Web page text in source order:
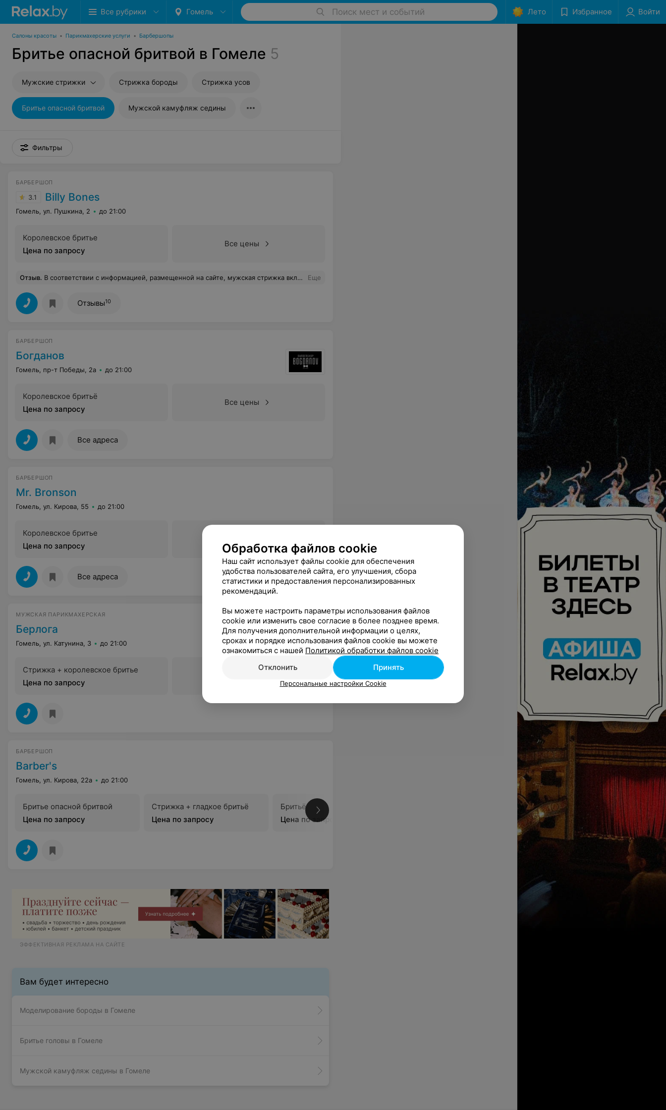
Все рубрики Гомель Поиск мест и событий Лето Избранное Войти
Салоны красоты • Парикмахерские услуги • Барбершопы
Бритье опасной бритвой в Гомеле 5
Мужские стрижки Стрижка бороды Стрижка усов
Бритье опасной бритвой Мужской камуфляж седины
Фильтры
БАРБЕРШОП
3.1 Billy Bones
Гомель, ул. Пушкина, 2 до 21:00
Королевское бритье
Цена по запросу
Все цены
Отзыв. В соответствии с информацией, размещенной на сайте, мужская стрижка включает в себя: Мытье головы дважды - до и после, не вставая с кресла. Подбор стрижки, исходя из типа волос и овала лица, по фото или со слов гостя. Инструменты: машинка, ножницы, триммеры (большой, для ушей и носа), шейвер (большой и малый). Стрижка бровей, удаление волос в ушах и носу. Отменный массаж головы, шеи и плеч! Укладка профессиональной мужской косметикой. 12.06.2021 я решил воспользоваться подарочным сертификатом и пришел по предварительной записи в данное заведение. Мастер Александр поинтересовался моими пожеланиями по стрижке. Я ему об этом сообщил, причем все сообщил дважды и данный мастер приступил к делу. Началось с того, что мытья головы до стрижки не было. Я на этом не настаивал, т.к. я пришел с чистой головой. Александр очень быстро и профессионально меня постриг и начал прикладывать ко мне зеркало, чтобы я посмотрел, как он это сделал сзади. Еще
Отзывы10
БАРБЕРШОП
Богданов
Гомель, пр-т Победы, 2а до 21:00
Королевское бритьё
Цена по запросу
Все цены
Все адреса
БАРБЕРШОП
Mr. Bronson
Гомель, ул. Кирова, 55 до 21:00
Королевское бритье
Цена по запросу
Все адреса
МУЖСКАЯ ПАРИКМАХЕРСКАЯ
Берлога
Гомель, ул. Катунина, 3 до 21:00
Стрижка + королевское бритье
Цена по запросу
БАРБЕРШОП
Barber's
Гомель, ул. Кирова, 22а до 21:00
Бритье опасной бритвой
Цена по запросу
Стрижка + гладкое бритьё
Цена по запросу
Бритьё
Цена по запросу
ЭФФЕКТИВНАЯ РЕКЛАМА НА САЙТЕ
Вам будет интересно
Моделирование бороды в Гомеле
Бритье головы в Гомеле
Мужской камуфляж седины в Гомеле
Обработка файлов cookie
Наш сайт использует файлы cookie для обеспечения
удобства пользователей сайта, его улучшения, сбора
статистики и предоставления персонализированных
рекомендаций.
Вы можете настроить параметры использования файлов
cookie или изменить свое согласие в более позднее время.
Для получения дополнительной информации о целях,
сроках и порядке использования файлов cookie вы можете
ознакомиться с нашей Политикой обработки файлов cookie
Отклонить
Принять
Персональные настройки Cookie